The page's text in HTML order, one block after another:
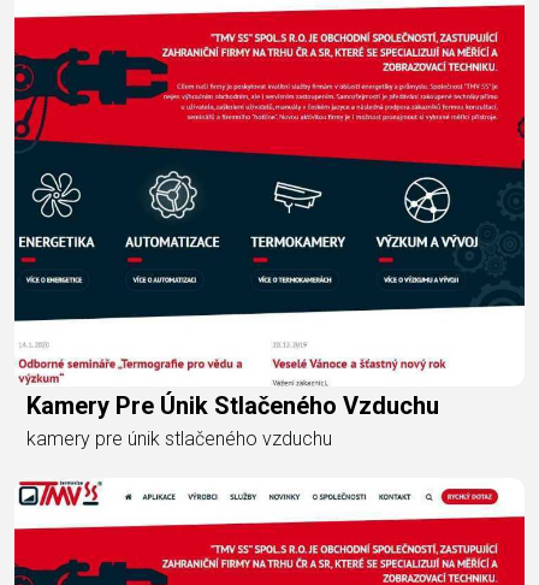
Kamery Pre Únik Stlačeného Vzduchu
kamery pre únik stlačeného vzduchu